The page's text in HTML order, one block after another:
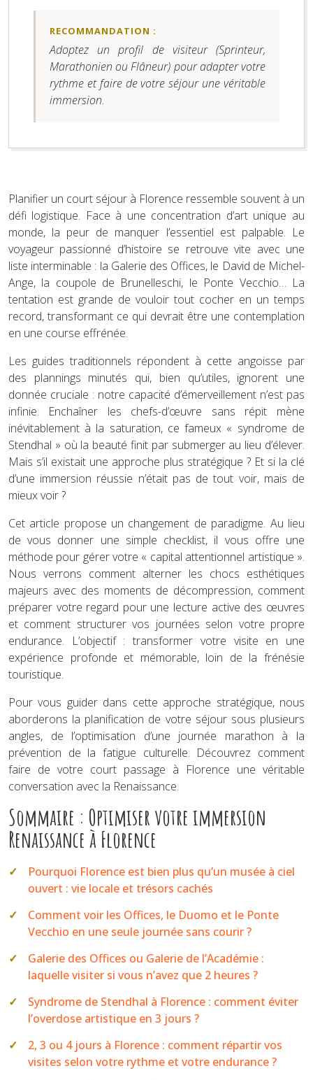
RECOMMANDATION :
Adoptez un profil de visiteur (Sprinteur,
Marathonien ou Flâneur) pour adapter votre
rythme et faire de votre séjour une véritable
immersion.
Planifier un court séjour à Florence ressemble souvent à un
défi logistique. Face à une concentration d’art unique au
monde, la peur de manquer l’essentiel est palpable. Le
voyageur passionné d’histoire se retrouve vite avec une
liste interminable : la Galerie des Offices, le David de Michel-
Ange, la coupole de Brunelleschi, le Ponte Vecchio… La
tentation est grande de vouloir tout cocher en un temps
record, transformant ce qui devrait être une contemplation
en une course effrénée.
Les guides traditionnels répondent à cette angoisse par
des plannings minutés qui, bien qu’utiles, ignorent une
donnée cruciale : notre capacité d’émerveillement n’est pas
infinie. Enchaîner les chefs-d’œuvre sans répit mène
inévitablement à la saturation, ce fameux « syndrome de
Stendhal » où la beauté finit par submerger au lieu d’élever.
Mais s’il existait une approche plus stratégique ? Et si la clé
d’une immersion réussie n’était pas de tout voir, mais de
mieux voir ?
Cet article propose un changement de paradigme. Au lieu
de vous donner une simple checklist, il vous offre une
méthode pour gérer votre « capital attentionnel artistique ».
Nous verrons comment alterner les chocs esthétiques
majeurs avec des moments de décompression, comment
préparer votre regard pour une lecture active des œuvres
et comment structurer vos journées selon votre propre
endurance. L’objectif : transformer votre visite en une
expérience profonde et mémorable, loin de la frénésie
touristique.
Pour vous guider dans cette approche stratégique, nous
aborderons la planification de votre séjour sous plusieurs
angles, de l’optimisation d’une journée marathon à la
prévention de la fatigue culturelle. Découvrez comment
faire de votre court passage à Florence une véritable
conversation avec la Renaissance.
Sommaire : Optimiser votre immersion
Renaissance à Florence
Pourquoi Florence est bien plus qu’un musée à ciel
ouvert : vie locale et trésors cachés
Comment voir les Offices, le Duomo et le Ponte
Vecchio en une seule journée sans courir ?
Galerie des Offices ou Galerie de l’Académie :
laquelle visiter si vous n’avez que 2 heures ?
Syndrome de Stendhal à Florence : comment éviter
l’overdose artistique en 3 jours ?
2, 3 ou 4 jours à Florence : comment répartir vos
visites selon votre rythme et votre endurance ?